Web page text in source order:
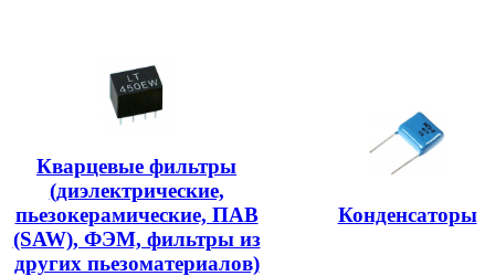
Кварцевые фильтры
(диэлектрические,
пьезокерамические, ПАВ
(SAW), ФЭМ, фильтры из
других пьезоматериалов)
Конденсаторы